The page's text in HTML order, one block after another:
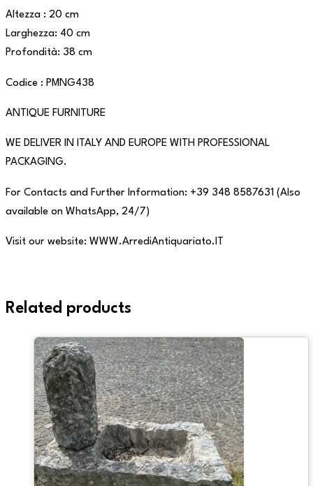
Altezza : 20 cm
Larghezza: 40 cm
Profondità: 38 cm
Codice : PMNG438
ANTIQUE FURNITURE
WE DELIVER IN ITALY AND EUROPE WITH PROFESSIONAL
PACKAGING.
For Contacts and Further Information: +39 348 8587631 (Also
available on WhatsApp, 24/7)
Visit our website: WWW.ArrediAntiquariato.IT
Related products